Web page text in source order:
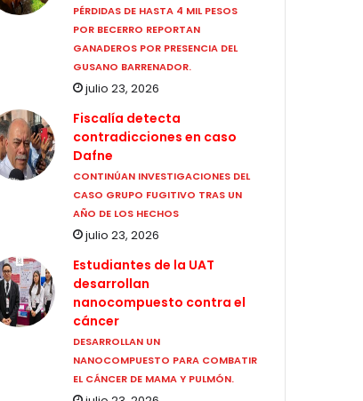
PÉRDIDAS DE HASTA 4 MIL PESOS
POR BECERRO REPORTAN
GANADEROS POR PRESENCIA DEL
GUSANO BARRENADOR.
julio 23, 2026
Fiscalía detecta
contradicciones en caso
Dafne
CONTINÚAN INVESTIGACIONES DEL
CASO GRUPO FUGITIVO TRAS UN
AÑO DE LOS HECHOS
julio 23, 2026
Estudiantes de la UAT
desarrollan
nanocompuesto contra el
cáncer
DESARROLLAN UN
NANOCOMPUESTO PARA COMBATIR
EL CÁNCER DE MAMA Y PULMÓN.